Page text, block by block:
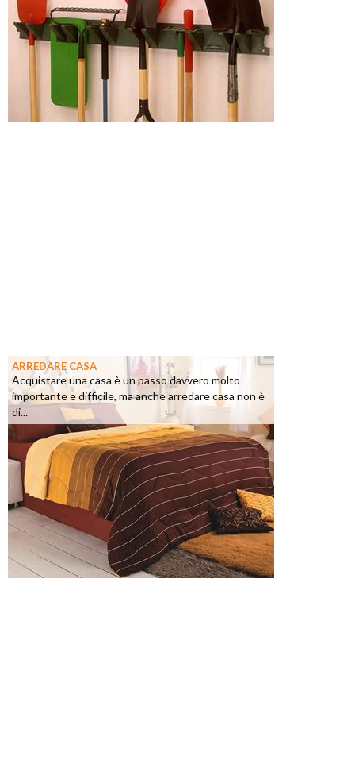
ARREDARE CASA
Acquistare una casa è un passo davvero molto
importante e difficile, ma anche arredare casa non è
di...